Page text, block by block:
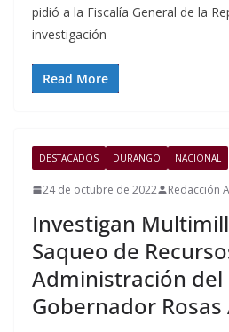
pidió a la Fiscalía General de la
investigación
Read More
DESTACADOS DURANGO NACIONAL
24 de octubre de 2022 Redacción
Investigan
Saqueo de
Administración del
Gobernador